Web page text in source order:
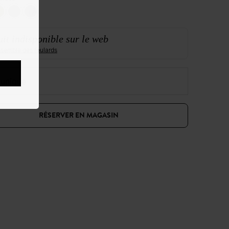
indisponible sur le web
des foulards
RÉSERVER EN MAGASIN